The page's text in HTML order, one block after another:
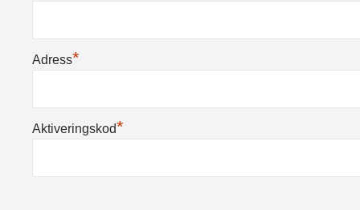
Adress*
Aktiveringskod*